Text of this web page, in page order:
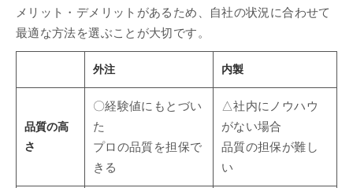
メリット・デメリットがあるため、自社の状況に合わせて
最適な方法を選ぶことが大切です。
外注 内製
品質の高
さ
〇経験値にもとづい
た
プロの品質を担保で
きる
△社内にノウハウ
がない場合
品質の担保が難し
い